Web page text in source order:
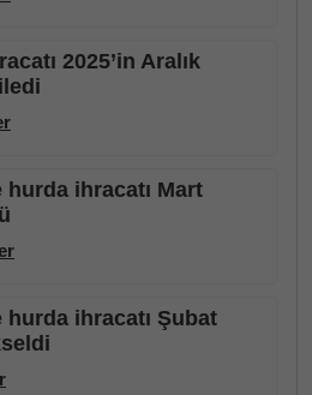
2025’in Aralık
hurda ihracatı Mart
hurda ihracatı Şubat